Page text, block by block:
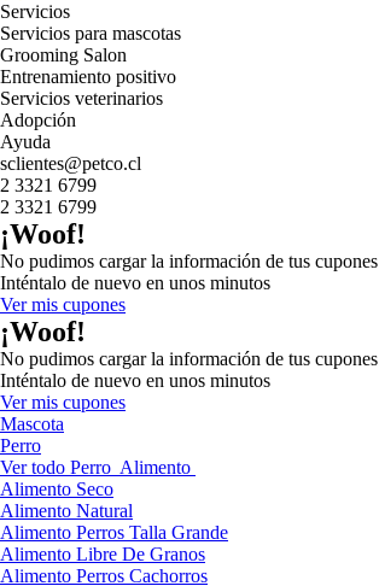
Servicios
Servicios para mascotas
Grooming Salon
Entrenamiento positivo
Servicios veterinarios
Adopción
Ayuda
sclientes@petco.cl
2 3321 6799
2 3321 6799
¡Woof!
No pudimos cargar la información de tus cupones
Inténtalo de nuevo en unos minutos
Ver mis cupones
¡Woof!
No pudimos cargar la información de tus cupones
Inténtalo de nuevo en unos minutos
Ver mis cupones
Mascota
Perro
Ver todo Perro Alimento
Alimento Seco
Alimento Natural
Alimento Perros Talla Grande
Alimento Libre De Granos
Alimento Perros Cachorros